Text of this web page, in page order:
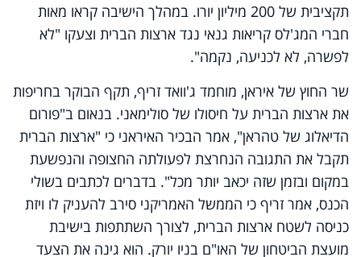
תקציבית של 200 מיליון יורו. במהלך הישיבה קראו מאות
חברי המג'לס קריאות גנאי נגד ארצות הברית וצעקו "לא
לפשרה, לא לכניעה, נקמה".
שר החוץ של איראן, מוחמד ג'וואד זריף, תקף הבוקר בחריפות
את ארצות הברית על חיסולו של סולימאני. בנאום ב"פורום
הדיאלוג של טהראן", אמר הבכיר האיראני כי "ארצות הברית
תקבל את התגובה הנחרצת לפעולתה החצופה והנפשעת
במקום ובזמן שזה יכאב יותר מכל". בדברים לכתבים בשולי
הכנס, אמר זריף כי הממשל האמריקני סירב להעניק לו ויזת
כניסה לשטח ארצות הברית, לצורך השתתפות בישיבת
מועצת הביטחון של האו"ם בניו יורק. הוא גינה את הצעד